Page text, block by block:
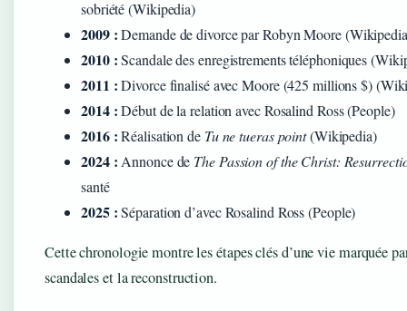
sobriété (Wikipedia)
2009 :Demande de divorce par Robyn Moore
2010 :Scandale des enregistrements téléphoniques
2011 :Divorce finalisé avec Moore (425 millions $)
2014 :Début de la relation avec Rosalind Ross (People)
2016 :Réalisation de Tu ne tueras point(Wikipedia)
2024 :Annonce de The Passion of the Christ:
santé
2025 :Séparation d’avec Rosalind Ross (People)
Cette chronologie montre les étapes clés d’une vie marquée
scandales et la reconstruction.